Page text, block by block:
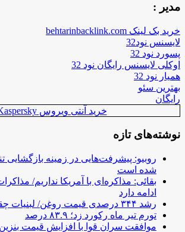
مدیر :
خرید بک لینک behtarinbacklink.com
لایسنس نود32
پسورد نود 32
اوکلی لایسنس رایگان نود 32
همیار نود 32
بهترین سئو
رایگان
خرید آنتی ویروس Kaspersky
نوشته‌های تازه
روبیو: پیشرفت‌هایی در زمینه
شده است
بقائی: مذاکره‌ای با آمریکا نداریم/
ادامه دارد
رشد ۳۴۴ درصدی قیمت روغن/ لبنیات چقدر گران شد؟
تورم تیر ماه رکورد زد؛ ۸۳.۹ درصد
موافقت سران قوا با افزایش قیمت